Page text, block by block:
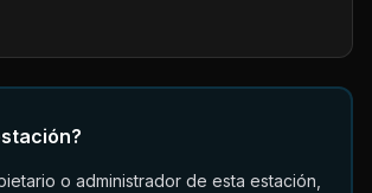
o administrador de esta estación,